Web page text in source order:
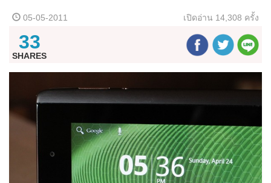
05-05-2011 เปิดอ่าน 14,308 ครั้ง
33
SHARES